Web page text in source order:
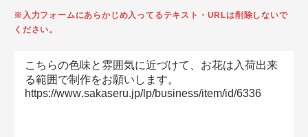
※入力フォームにあらかじめ入ってるテキスト・URLは削除しないで
ください。